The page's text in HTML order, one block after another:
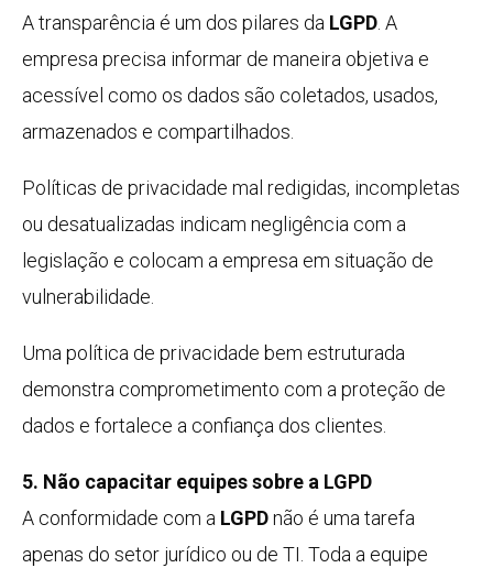
A transparência é um dos pilares da LGPD . A
empresa precisa informar de maneira objetiva e
acessível como os dados são coletados, usados,
armazenados e compartilhados.
Políticas de privacidade mal redigidas, incompletas
ou desatualizadas indicam negligência com a
legislação e colocam a empresa em situação de
vulnerabilidade.
Uma política de privacidade bem estruturada
demonstra comprometimento com a proteção de
dados e fortalece a confiança dos clientes.
5. Não capacitar equipes sobre a LGPD
A conformidade com a LGPDnão é uma tarefa
apenas do setor jurídico ou de TI. Toda a equipe